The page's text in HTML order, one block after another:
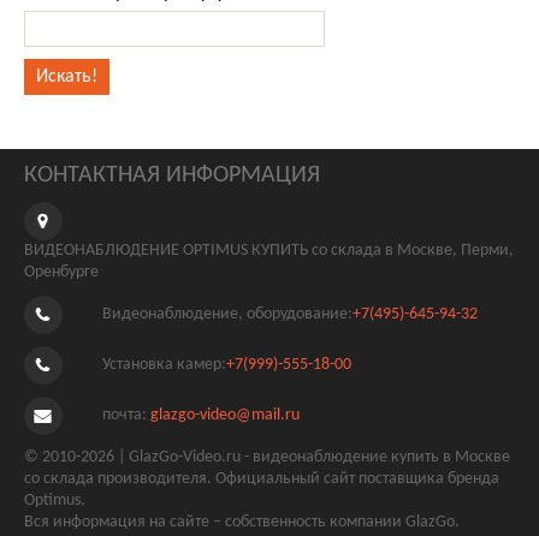
КОНТАКТНАЯ ИНФОРМАЦИЯ
ВИДЕОНАБЛЮДЕНИЕ OPTIMUS КУПИТЬ со склада в Москве, Перми,
Оренбурге
Видеонаблюдение, оборудование:+7(495)-645-94-32
Установка камер:+7(999)-555-18-00
почта: glazgo-video@mail.ru
© 2010-2026 | GlazGo-Video.ru - видеонаблюдение купить в Москве
со склада производителя. Официальный сайт поставщика бренда
Optimus.
Вся информация на сайте – собственность компании GlazGo.